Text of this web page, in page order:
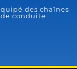
des chaînes
conduite